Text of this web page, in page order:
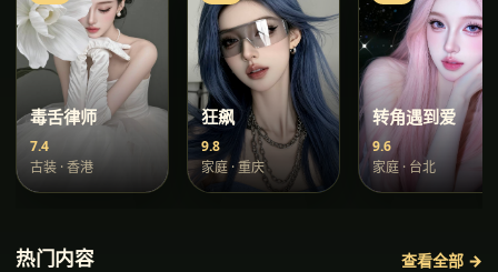
毒舌律师
7.4
古装 ·香港
狂飙
9.8
家庭 ·重庆
转角遇到爱
9.6
家庭 · 台北
热门内容 查看全部 →